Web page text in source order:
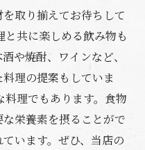
取り揃えてお待ちして
共に楽しめる飲み物も
や焼酎、ワインなど、
理の提案もしていま
理でもあります。食物
栄養素を摂ることがで
います。ぜひ、当店の